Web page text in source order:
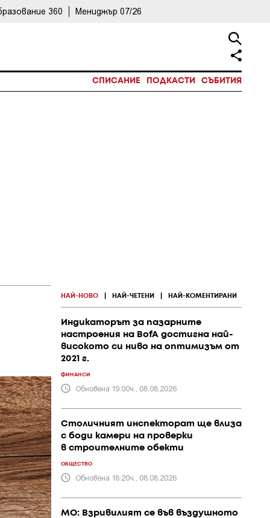
360 Мениджър 07/26
СПИСАНИЕ ПОДКАСТИ СЪБИТИЯ
НАЙ-НОВО НАЙ-ЧЕТЕНИ НАЙ-КОМЕНТИРАНИ
Индикаторът за пазарните
настроения на BofA достигна най-
високото си ниво на оптимизъм от
2021 г.
ФИНАНСИ
Обновена 19:00ч., 08.08.2026
Столичният инспекторат ще влиза
с боди камери на проверки
в строителните обекти
ОБЩЕСТВО
Обновена 18:20ч., 08.08.2026
МО: Взривилият се във въздушното